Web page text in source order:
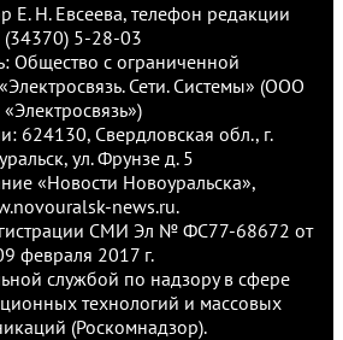
Е. Н. Евсеева, телефон редакции
(34370) 5-28-03
Общество с ограниченной
Сети. Системы» (ООО
«Электросвязь»)
624130, Свердловская обл., г.
ул. Фрунзе д. 5
«Новости Новоуральска»,
news.ru.
СМИ Эл № ФС77-68672 от
февраля 2017 г.
службой по надзору в сфере
технологий и массовых
(Роскомнадзор).